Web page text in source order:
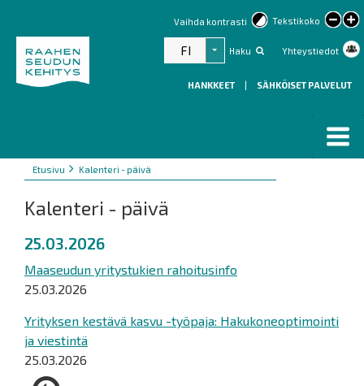
Tekstikoko
text
Vaihda kontrasti
Haku Yhteystiedot
FI Listaa lisätoiminnot
HANKKEET | SÄHKÖISET PALVELUT
Murupolku
You
here:
Etusivu Kalenteri - päivä
Kalenteri - päivä
25.03.2026
Maaseudun yritystukien rahoitusinfo
25.03.2026
Yrityksen kestävä kasvu -työpaja: Hakukoneoptimointi
ja viestintä
25.03.2026